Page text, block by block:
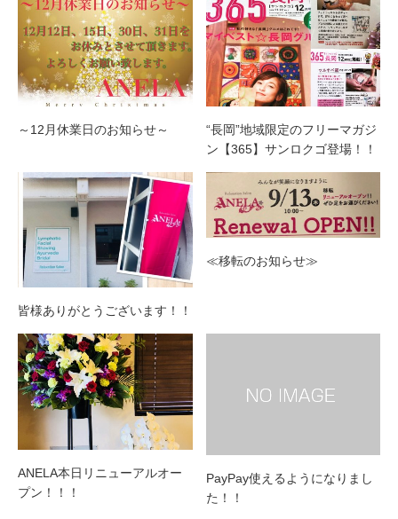
～12月休業日のお知らせ～
“長岡”地域限定のフリーマガジ
ン【365】サンロクゴ登場！！
皆様ありがとうございます！！
≪移転のお知らせ≫
ANELA本日リニューアルオー
プン！！！
PayPay使えるようになりまし
た！！